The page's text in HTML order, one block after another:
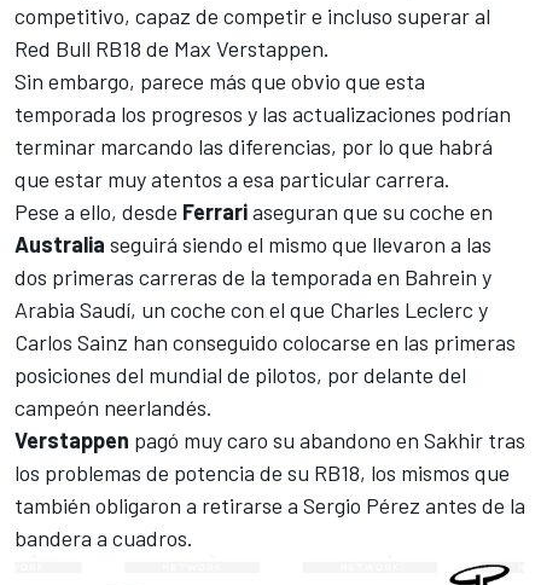
competitivo, capaz de competir e incluso superar al
Red Bull RB18 de Max Verstappen.
Sin embargo, parece más que obvio que esta
temporada los progresos y las actualizaciones podrían
terminar marcando las diferencias, por lo que habrá
que estar muy atentos a esa particular carrera.
Pese a ello, desde Ferrariaseguran que su coche en
Australia seguirá siendo el mismo que llevaron a las
dos primeras carreras de la temporada en Bahrein y
Arabia Saudí, un coche con el que Charles Leclerc y
Carlos Sainz han conseguido colocarse en las primeras
posiciones del mundial de pilotos, por delante del
campeón neerlandés.
Verstappen pagó muy caro su abandono en Sakhir tras
los problemas de potencia de su RB18, los mismos que
también obligaron a retirarse a Sergio Pérez antes de la
bandera a cuadros.